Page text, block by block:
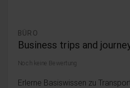
BÜRO
Business trips and
Noch keine Bewertung
Erlerne Basiswissen zu